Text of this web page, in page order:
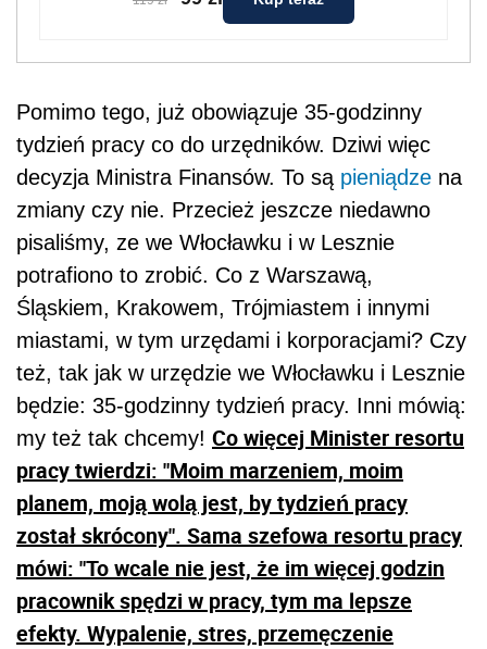
Pomimo tego, już obowiązuje 35-godzinny
tydzień pracy co do urzędników. Dziwi więc
decyzja Ministra Finansów. To są pieniądze na
zmiany czy nie. Przecież jeszcze niedawno
pisaliśmy, ze we Włocławku i w Lesznie
potrafiono to zrobić. Co z Warszawą,
Śląskiem, Krakowem, Trójmiastem i innymi
miastami, w tym urzędami i korporacjami? Czy
też, tak jak w urzędzie we Włocławku i Lesznie
będzie: 35-godzinny tydzień pracy. Inni mówią:
my też tak chcemy! Co więcej Minister resortu
pracy twierdzi: "Moim marzeniem, moim
planem, moją wolą jest, by tydzień pracy
został skrócony". Sama szefowa resortu pracy
mówi: "To wcale nie jest, że im więcej godzin
pracownik spędzi w pracy, tym ma lepsze
efekty. Wypalenie, stres, przemęczenie